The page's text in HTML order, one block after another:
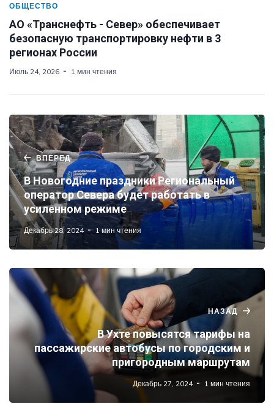
ОБЩЕСТВО
АО «Транснефть - Север» обеспечивает
безопасную транспортировку нефти в 3
регионах России
Июль 24, 2026 1 мин чтения
ВПЕРЕД
В Новогодние праздники Региональный
оператор Севера будет работать в
усиленном режиме
Декабрь 28, 2024 1 мин чтения
НАЗАД
В Ухте повысятся тарифы на
пассажирские автобусы по городским и
пригородным маршрутам
Декабрь 27, 2024 1 мин чтения